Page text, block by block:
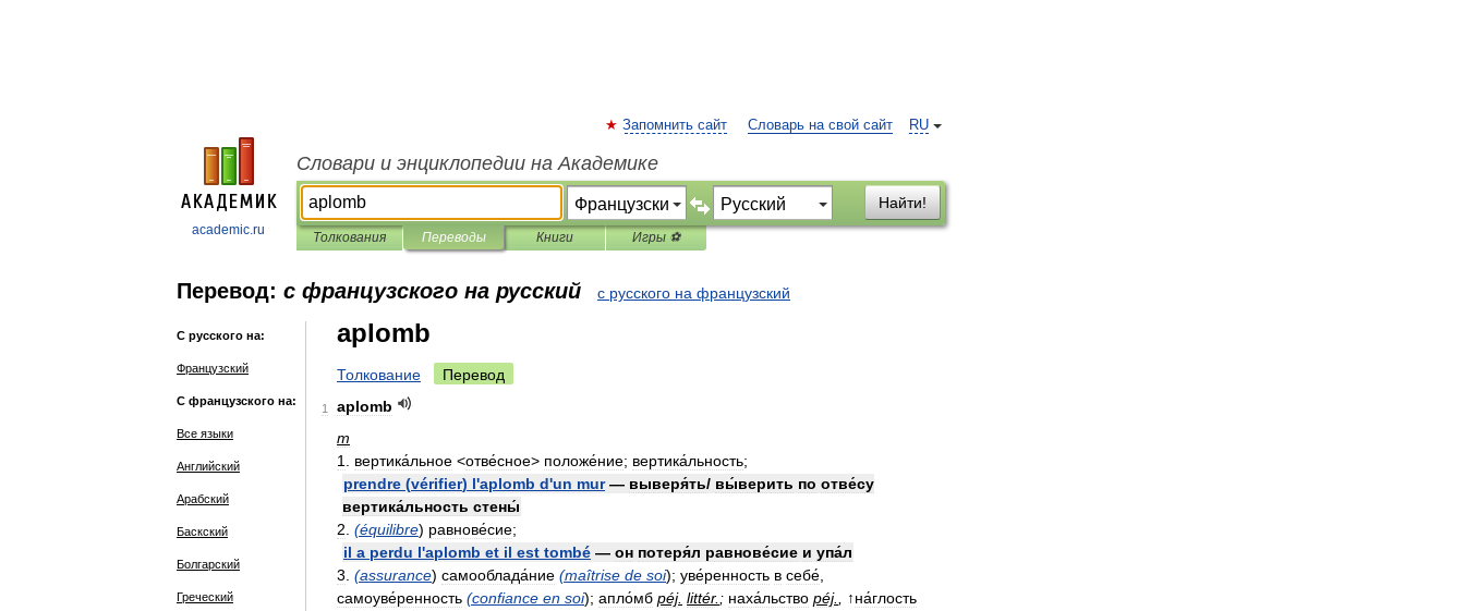
academic.ru
RU
Запомнить сайт Словарь на свой сайт
Словари и энциклопедии на Академике
Найти!
Толкования Переводы Книги Игры ⚽
Перевод: с французского на русский с русского на французский
С русского на:
Французский
С французского на:
Все языки
Английский
Арабский
Баскский
Болгарский
Греческий
aplomb
Толкование Перевод
1
aplomb
m
1
вертика́льное <отве́сное> положе́ние; вертика́льность;
prendre (vérifier) l'aplomb d'un mur— выверя́ть/ вы́верить по отве́су
вертика́льность стены́
2 (équilibre) равнове́сие;
il a perdu l'aplomb et il est tombé — он потеря́л равнове́сие и упа́л
3 (assurance) самооблада́ние (maîtrise de soi); уве́ренность в себе́
самоуве́ренность (confiance en soi); апло́мб péj. littér. ; наха́льство péj. ↑на́глость